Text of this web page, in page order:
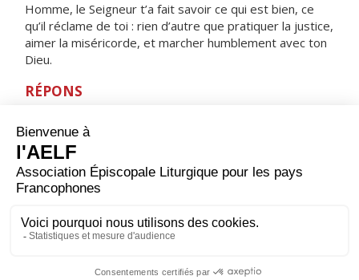
Homme, le Seigneur t’a fait savoir ce qui est bien, ce
qu’il réclame de toi : rien d’autre que pratiquer la justice,
aimer la miséricorde, et marcher humblement avec ton
Dieu.
RÉPONS
Seigneur, je n'oublie pas ta parole.
ORAISON
Écoute-nous, Seigneur, et accorde-nous la paix
profonde que nous te demandons. Ainsi, en te
prière de la Vierge Marie, nous parviendrons sans